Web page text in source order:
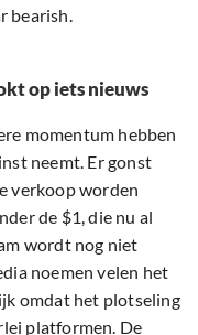
bearish.
op iets nieuws
momentum hebben
neemt. Er gonst
verkoop worden
de $1, die nu al
wordt nog niet
noemen velen het
omdat het plotseling
platformen. De